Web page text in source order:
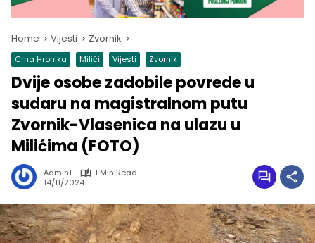
Home Vijesti Zvornik
Crna Hronika Milići Vijesti Zvornik
Dvije osobe zadobile povrede u
sudaru na magistralnom putu
Zvornik-Vlasenica na ulazu u
Milićima (FOTO)
Admin1
1 Min Read
14/11/2024